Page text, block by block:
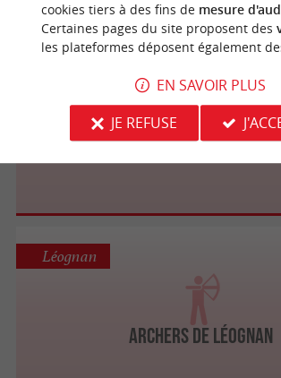
ARCHERS DE LÉOGNAN
Léognan
cookies tiers à des fins de mesure
Certaines pages du site proposent des
les plateformes déposent également
EN SAVOIR PLUS
JE REFUSE